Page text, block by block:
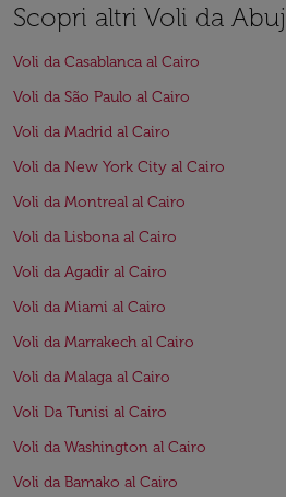
Scopri altri Voli da
Voli da Casablanca al Cairo
Voli da São Paulo al Cairo
Voli da Madrid al Cairo
Voli da New York City al Cairo
Voli da Montreal al Cairo
Voli da Lisbona al Cairo
Voli da Agadir al Cairo
Voli da Miami al Cairo
Voli da Marrakech al Cairo
Voli da Malaga al Cairo
Voli Da Tunisi al Cairo
Voli da Washington al Cairo
Voli da Bamako al Cairo